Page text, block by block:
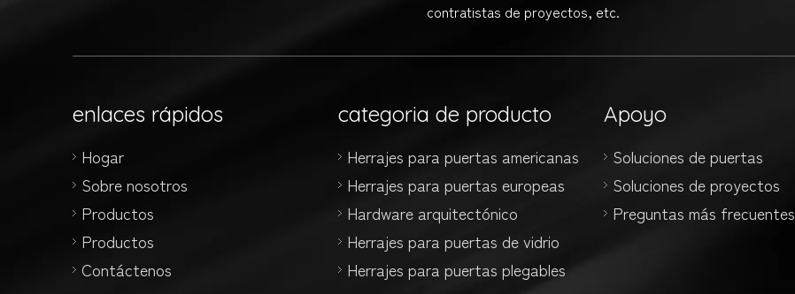
contratistas de proyectos, etc.
enlaces rápidos
Hogar
Sobre nosotros
Productos
Productos
Contáctenos
categoria de producto
Herrajes para puertas americanas
Herrajes para puertas europeas
Hardware arquitectónico
Herrajes para puertas de vidrio
Herrajes para puertas plegables
Apoyo
Soluciones de puertas
Soluciones de proyectos
Preguntas más frecuentes